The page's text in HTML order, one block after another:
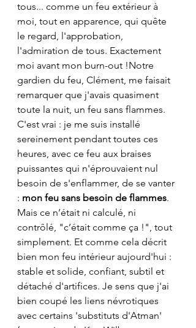
tous... comme un feu extérieur à
moi, tout en apparence, qui quête
le regard, l'approbation,
l'admiration de tous. Exactement
moi avant mon burn-out !Notre
gardien du feu, Clément, me faisait
remarquer que j'avais quasiment
toute la nuit, un feu sans flammes.
C'est vrai : je me suis installé
sereinement pendant toutes ces
heures, avec ce feu aux braises
puissantes qui n'éprouvaient nul
besoin de s'enflammer, de se vanter
: mon feu sans besoin de flammes.
Mais ce n’était ni calculé, ni
contrôlé, "c’était comme ça !", tout
simplement. Et comme cela décrit
bien mon feu intérieur aujourd'hui :
stable et solide, confiant, subtil et
détaché d'artifices. Je sens que j'ai
bien coupé les liens névrotiques
avec certains 'substituts d'Atman'